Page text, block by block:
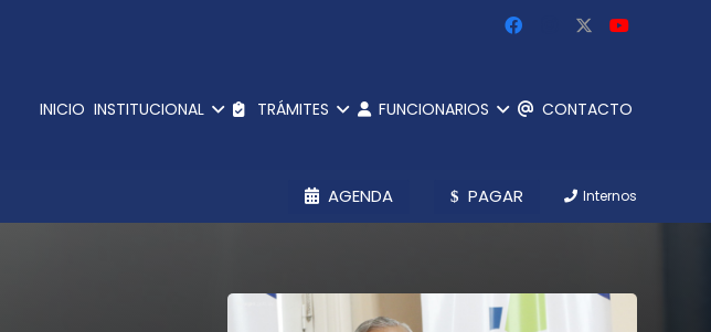
INICIO INSTITUCIONAL TRÁMITES FUNCIONARIOS CONTACTO
AGENDA PAGAR Internos